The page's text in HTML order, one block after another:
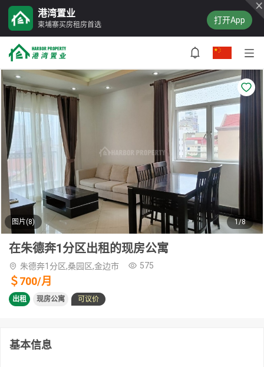
港湾置业
柬埔寨买房租房首选 打开App
图片(8) 1/8
在朱德奔1分区出租的现房公寓
朱德奔1分区,桑园区,金边市 575
＄700/月
出租 现房公寓 可议价
基本信息